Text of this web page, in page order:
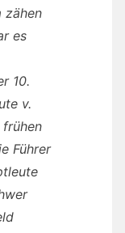
zähen
es
10.
v.
frühen
Führer